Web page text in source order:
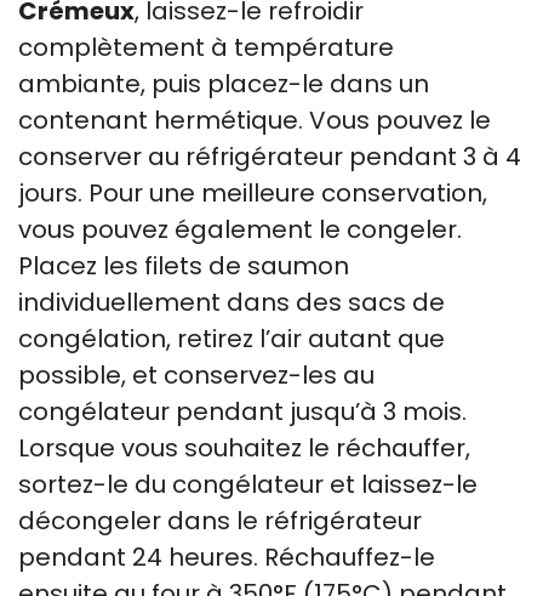
Crémeux, laissez-le refroidir
complètement à température
ambiante, puis placez-le dans un
contenant hermétique. Vous pouvez le
conserver au réfrigérateur pendant 3 à 4
jours. Pour une meilleure conservation,
vous pouvez également le congeler.
Placez les filets de saumon
individuellement dans des sacs de
congélation, retirez l’air autant que
possible, et conservez-les au
congélateur pendant jusqu’à 3 mois.
Lorsque vous souhaitez le réchauffer,
sortez-le du congélateur et laissez-le
décongeler dans le réfrigérateur
pendant 24 heures. Réchauffez-le